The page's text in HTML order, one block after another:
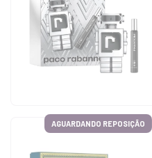
AGUARDANDO REPOSIÇÃO